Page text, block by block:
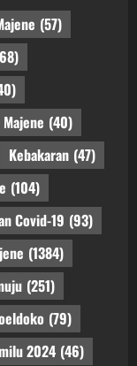
(57)
Majene (40)
Kebakaran (47)
(104)
Covid-19 (93)
(1384)
(251)
(79)
2024 (46)